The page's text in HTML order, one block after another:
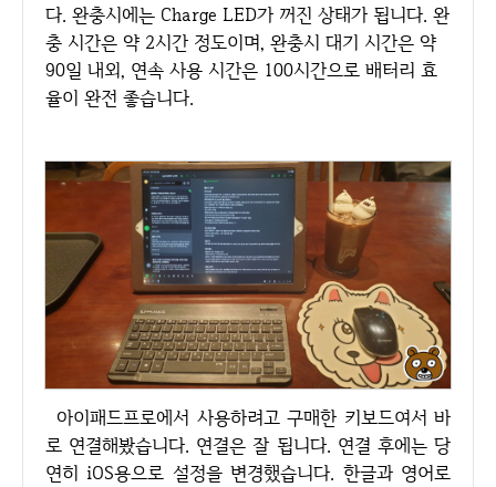
다. 완충시에는 Charge LED가 꺼진 상태가 됩니다. 완
충 시간은 약 2시간 정도이며, 완충시 대기 시간은 약
90일 내외, 연속 사용 시간은 100시간으로 배터리 효
율이 완전 좋습니다.
아이패드프로에서 사용하려고 구매한 키보드여서 바
로 연결해봤습니다. 연결은 잘 됩니다. 연결 후에는 당
연히 iOS용으로 설정을 변경했습니다. 한글과 영어로